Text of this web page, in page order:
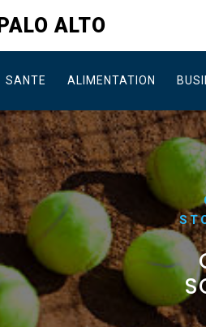
PALO ALTO
SANTE ALIMENTATION